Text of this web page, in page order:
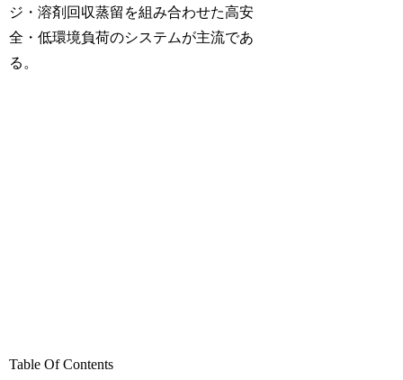
ジ・溶剤回収蒸留を組み合わせた高安
全・低環境負荷のシステムが主流であ
る。
Table Of Contents